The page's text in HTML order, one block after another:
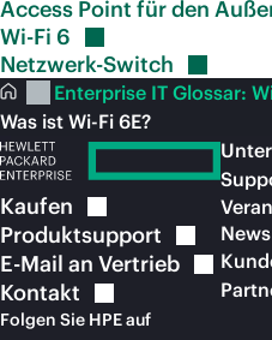
Access Point für den
Wi-Fi 6
Netzwerk-Switch
Enterprise IT Glossar:
Was ist Wi-Fi 6E?
Kaufen
Produktsupport
E-Mail an Vertrieb
Kontakt
Folgen Sie HPE auf
News